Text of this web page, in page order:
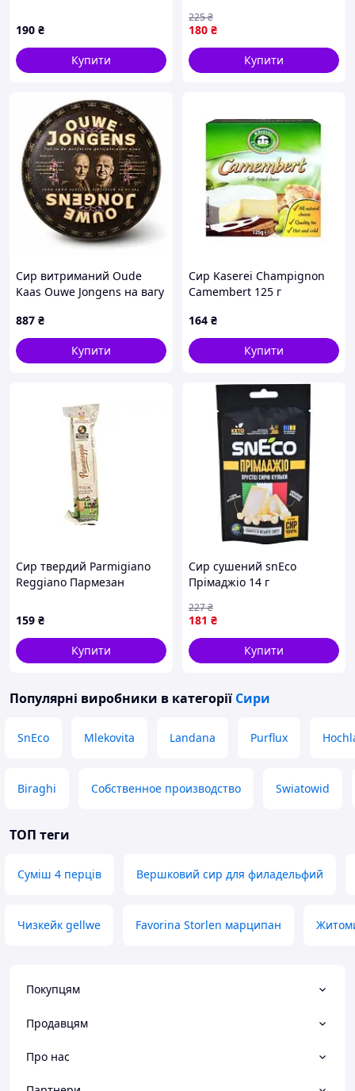
190 ₴
Купити
180 ₴
225₴
Купити
Сир витриманий Oude
Kaas Ouwe Jongens на вагу
887 ₴
Купити
Сир Kaserei Champignon
Camembert 125 г
164 ₴
Купити
Сир твердий Parmigiano
Reggiano Пармезан
(80390817)
159 ₴
Купити
Сир сушений snEco
Прімаджіо 14 г
181 ₴
227₴
Купити
Популярні виробники в категорії Сири
SnEco Mlekovita Landana Purflux
Biraghi Собственное производство Swiatowid
ТОП теги
Суміш 4 перців Вершковий сир для филадельфий
Чизкейк gellwe Favorina Storlen марципан
Покупцям
Продавцям
Про нас